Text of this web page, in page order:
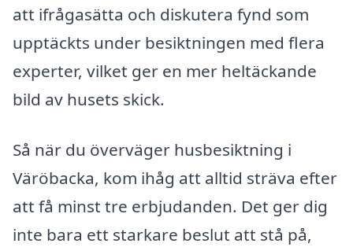
att ifrågasätta och diskutera fynd som
upptäckts under besiktningen med flera
experter, vilket ger en mer heltäckande
bild av husets skick.
Så när du överväger husbesiktning i
Väröbacka, kom ihåg att alltid sträva efter
att få minst tre erbjudanden. Det ger dig
inte bara ett starkare beslut att stå på,